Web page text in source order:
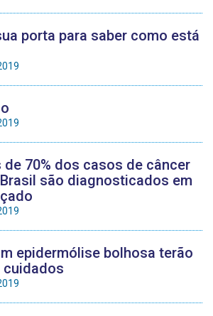
porta para saber como está
de 70% dos casos de câncer
são diagnosticados em
epidermólise bolhosa terão